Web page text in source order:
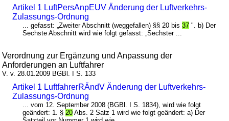
Artikel 1 LuftPersAnpEUV Änderung der Luftverkehrs-
Zulassungs-Ordnung
... gefasst: „Zweiter Abschnitt (weggefallen) §§ 20 bis37 ". b) Der
Sechste Abschnitt wird wie folgt gefasst: „Sechster ...
Verordnung zur Ergänzung und Anpassung der
Anforderungen an Luftfahrer
V. v. 28.01.2009 BGBl. I S. 133
Artikel 1 LuftfahrerRÄndV Änderung der Luftverkehrs-
Zulassungs-Ordnung
... vom 12. September 2008 (BGBl. I S. 1834), wird wie folgt
geändert: 1. § 20 Abs. 2 Satz 1 wird wie folgt geändert: a) Der